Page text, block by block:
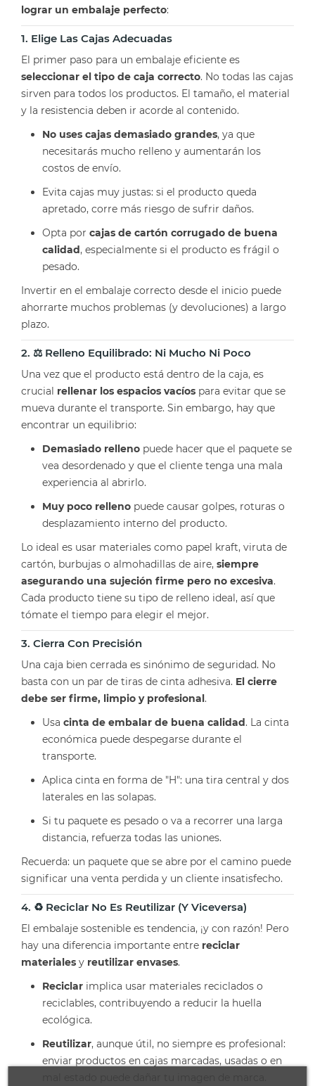
lograr un embalaje perfecto:
1. Elige Las Cajas Adecuadas
El primer paso para un embalaje eficiente es
seleccionar el tipo de caja correcto. No todas las cajas
sirven para todos los productos. El tamaño, el material
y la resistencia deben ir acorde al contenido.
No uses cajas demasiado grandes, ya que
necesitarás mucho relleno y aumentarán los
costos de envío.
Evita cajas muy justas: si el producto queda
apretado, corre más riesgo de sufrir daños.
Opta por cajas de cartón corrugado de buena
calidad, especialmente si el producto es frágil o
pesado.
Invertir en el embalaje correcto desde el inicio puede
ahorrarte muchos problemas (y devoluciones) a largo
plazo.
2. ⚖️ Relleno Equilibrado: Ni Mucho Ni Poco
Una vez que el producto está dentro de la caja, es
crucial rellenar los espacios vacíos para evitar que se
mueva durante el transporte. Sin embargo, hay que
encontrar un equilibrio:
Demasiado relleno puede hacer que el paquete se
vea desordenado y que el cliente tenga una mala
experiencia al abrirlo.
Muy poco relleno puede causar golpes, roturas o
desplazamiento interno del producto.
Lo ideal es usar materiales como papel kraft, viruta de
cartón, burbujas o almohadillas de aire, siempre
asegurando una sujeción firme pero no excesiva.
Cada producto tiene su tipo de relleno ideal, así que
tómate el tiempo para elegir el mejor.
3. Cierra Con Precisión
Una caja bien cerrada es sinónimo de seguridad. No
basta con un par de tiras de cinta adhesiva. El cierre
debe ser firme, limpio y profesional.
Usa cinta de embalar de buena calidad. La cinta
económica puede despegarse durante el
transporte.
Aplica cinta en forma de "H": una tira central y dos
laterales en las solapas.
Si tu paquete es pesado o va a recorrer una larga
distancia, refuerza todas las uniones.
Recuerda: un paquete que se abre por el camino puede
significar una venta perdida y un cliente insatisfecho.
4. ♻️ Reciclar No Es Reutilizar (y Viceversa)
El embalaje sostenible es tendencia, ¡y con razón! Pero
hay una diferencia importante entre reciclar
materiales y reutilizar envases.
Reciclar implica usar materiales reciclados o
reciclables, contribuyendo a reducir la huella
ecológica.
Reutilizar, aunque útil, no siempre es profesional:
enviar productos en cajas marcadas, usadas o en